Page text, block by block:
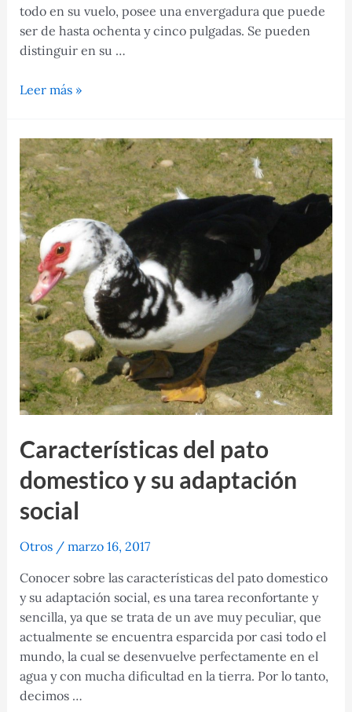
todo en su vuelo, posee una envergadura que puede
ser de hasta ochenta y cinco pulgadas. Se pueden
distinguir en su …
Características
garza
blanca
y
su
preservación
Leer más »
Características del pato
domestico y su adaptación
social
Otros/ marzo 16, 2017
Conocer sobre las características del pato domestico
y su adaptación social, es una tarea reconfortante y
sencilla, ya que se trata de un ave muy peculiar, que
actualmente se encuentra esparcida por casi todo el
mundo, la cual se desenvuelve perfectamente en el
agua y con mucha dificultad en la tierra. Por lo tanto,
decimos …